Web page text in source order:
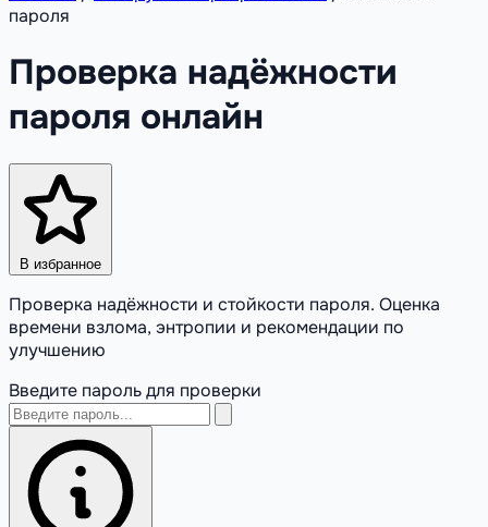
пароля
Проверка надёжности
пароля онлайн
В избранное
Проверка надёжности и стойкости пароля. Оценка
времени взлома, энтропии и рекомендации по
улучшению
Введите пароль для проверки